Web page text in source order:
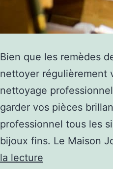
Bien que les remèdes
nettoyer régulièrement
nettoyage
garder vos pièces
professionnel tous les
bijoux fins. Le Maison
la lecture